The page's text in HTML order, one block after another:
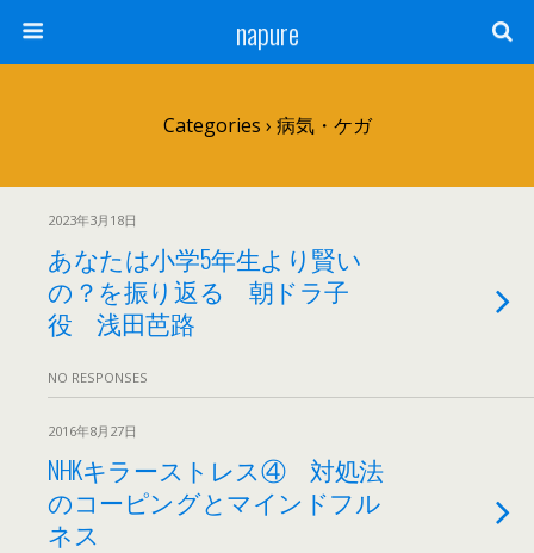
napure
Categories › 病気・ケガ
2023年3月18日
あなたは小学5年生より賢い
の？を振り返る 朝ドラ子
役 浅田芭路
NO RESPONSES
2016年8月27日
NHKキラーストレス④ 対処法
のコーピングとマインドフル
ネス